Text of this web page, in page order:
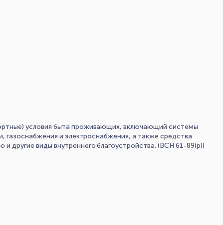
условия быта проживающих, включающий системы
газоснабжения и электроснабжения, а также средства
виды внутреннего благоустройства. (ВСН 61-89(р))